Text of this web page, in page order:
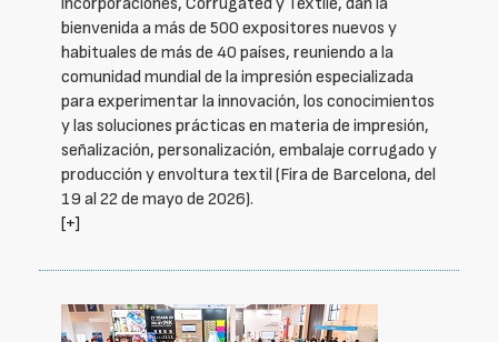
bienvenida a más de 500 expositores nuevos y
habituales de más de 40 países, reuniendo a la
comunidad mundial de la impresión especializada
para experimentar la innovación, los conocimientos
y las soluciones prácticas en materia de impresión,
señalización, personalización, embalaje corrugado y
producción y envoltura textil (Fira de Barcelona, del
19 al 22 de mayo de 2026).
[+]